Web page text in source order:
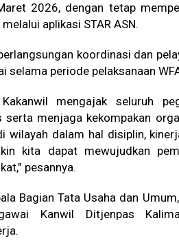
2026, dengan tetap
aplikasi STAR ASN.
koordinasi dan
selama periode pelaksanaan
mengajak seluruh
serta menjaga kekompakan
wilayah dalam hal disiplin,
kita dapat mewujudkan
pesannya.
Bagian Tata Usaha dan
Kanwil Ditjenpas